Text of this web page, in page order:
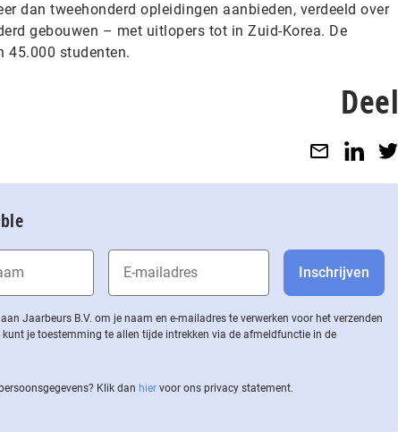
dan tweehonderd opleidingen aanbieden, verdeeld over
gebouwen – met uitlopers tot in Zuid-Korea. De
45.000 studenten.
Deel
Jaarbeurs B.V. om je naam en e-mailadres te verwerken voor het verzenden
je toestemming te allen tijde intrekken via de af­meld­func­tie in de
Klik dan hier voor ons privacy statement.